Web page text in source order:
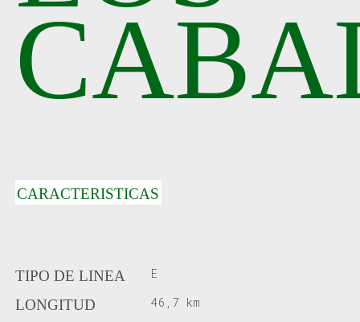
CARACTERISTICAS
TIPO DE LINEA E
LONGITUD 46,7 km